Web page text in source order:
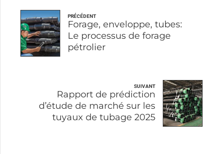
PRÉCÉDENT
Forage, enveloppe, tubes:
Le processus de forage
pétrolier
SUIVANT
Rapport de prédiction
d’étude de marché sur les
tuyaux de tubage 2025